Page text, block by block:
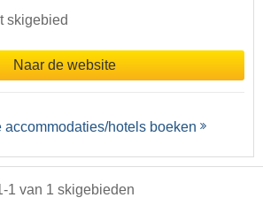
skigebied
Naar de website
accommodaties/hotels boeken
-1 van 1 skigebieden